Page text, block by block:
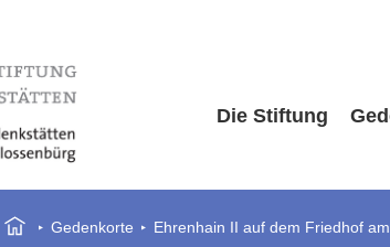
Die Stiftung
Gedenkorte Ehrenhain II auf dem Friedhof